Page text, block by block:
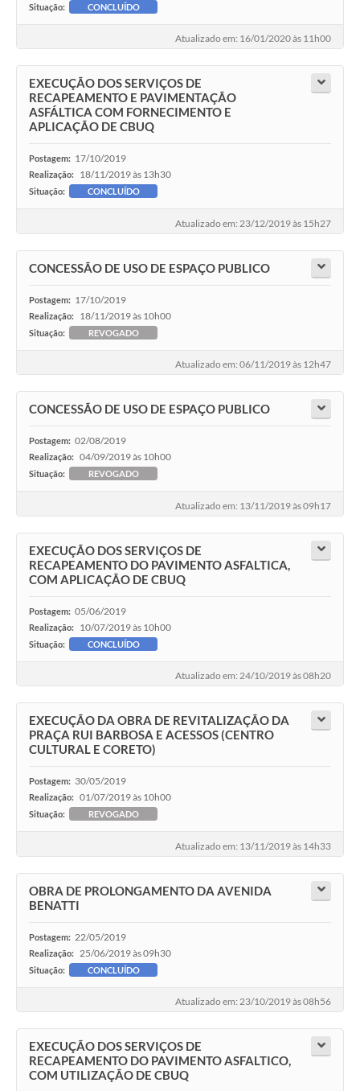
Situação: CONCLUÍDO
Atualizado em: 16/01/2020 às 11h00
EXECUÇÃO DOS SERVIÇOS DE
RECAPEAMENTO E PAVIMENTAÇÃO
ASFÁLTICA COM FORNECIMENTO E
APLICAÇÃO DE CBUQ
Postagem: 17/10/2019
Realização: 18/11/2019 às 13h30
Situação: CONCLUÍDO
Atualizado em: 23/12/2019 às 15h27
CONCESSÃO DE USO DE ESPAÇO PUBLICO
Postagem: 17/10/2019
Realização: 18/11/2019 às 10h00
Situação: REVOGADO
Atualizado em: 06/11/2019 às 12h47
CONCESSÃO DE USO DE ESPAÇO PUBLICO
Postagem: 02/08/2019
Realização: 04/09/2019 às 10h00
Situação: REVOGADO
Atualizado em: 13/11/2019 às 09h17
EXECUÇÃO DOS SERVIÇOS DE
RECAPEAMENTO DO PAVIMENTO ASFALTICA,
COM APLICAÇÃO DE CBUQ
Postagem: 05/06/2019
Realização: 10/07/2019 às 10h00
Situação: CONCLUÍDO
Atualizado em: 24/10/2019 às 08h20
EXECUÇÃO DA OBRA DE REVITALIZAÇÃO DA
PRAÇA RUI BARBOSA E ACESSOS (CENTRO
CULTURAL E CORETO)
Postagem: 30/05/2019
Realização: 01/07/2019 às 10h00
Situação: REVOGADO
Atualizado em: 13/11/2019 às 14h33
OBRA DE PROLONGAMENTO DA AVENIDA
BENATTI
Postagem: 22/05/2019
Realização: 25/06/2019 às 09h30
Situação: CONCLUÍDO
Atualizado em: 23/10/2019 às 08h56
EXECUÇÃO DOS SERVIÇOS DE
RECAPEAMENTO DO PAVIMENTO ASFALTICO,
COM UTILIZAÇÃO DE CBUQ